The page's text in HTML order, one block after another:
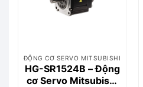
ĐỘNG CƠ SERVO MITSUBISHI
HG-SR1524B – Động
cơ Servo Mitsubishi